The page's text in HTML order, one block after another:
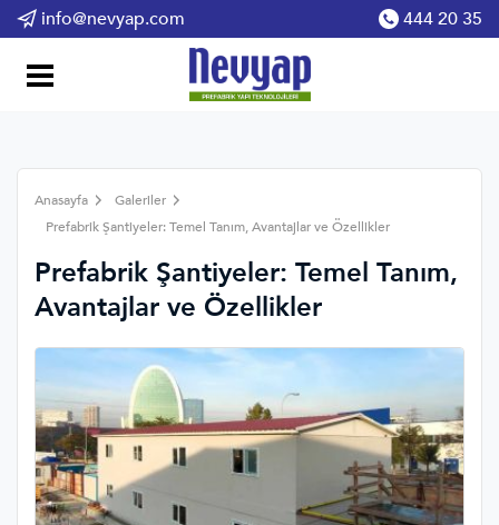
info@nevyap.com 444 20 35
Anasayfa
Galeriler
Prefabrik Şantiyeler: Temel Tanım, Avantajlar ve Özellikler
Prefabrik Şantiyeler: Temel Tanım,
Avantajlar ve Özellikler